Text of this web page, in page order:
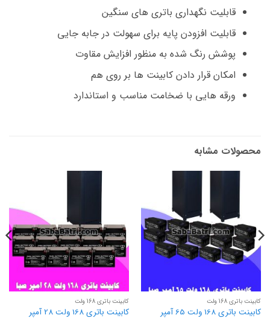
قابلیت نگهداری باتری های سنگین
قابلیت افزودن پایه برای سهولت در جابه جایی
پوشش رنگ شده به منظور افزایش مقاوت
امکان قرار دادن کابینت ها بر روی هم
ورقه هایی با ضخامت مناسب و استاندارد
محصولات مشابه
کابینت باتری 168 ولت
کابینت باتری 168 ولت 65 آمپر
کابینت باتری 168 ولت
کابینت باتری 168 ولت 28 آمپر